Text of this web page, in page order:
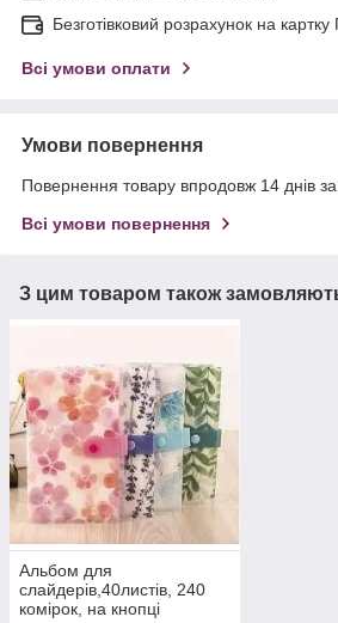
Безготівковий розрахунок на
Всі умови оплати
Умови повернення
Повернення товару впродовж 14 днів
Всі умови повернення
З цим товаром також
Альбом для
слайдерів,40листів, 240
комірок, на кнопці